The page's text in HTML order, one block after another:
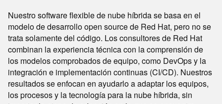
Nuestro software flexible de nube híbrida se basa en el
modelo de desarrollo open source de Red Hat, pero no se
trata solamente del código. Los consultores de Red Hat
combinan la experiencia técnica con la comprensión de
los modelos comprobados de equipo, como DevOps y la
integración e implementación continuas (CI/CD). Nuestros
resultados se enfocan en ayudarlo a adaptar los equipos,
los procesos y la tecnología para la nube híbrida, sin